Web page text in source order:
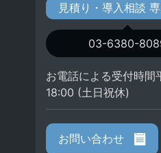
見積り・導入相談
03-6380-
お電話による受付時
18:00 (土日祝休)
お問い合わせ